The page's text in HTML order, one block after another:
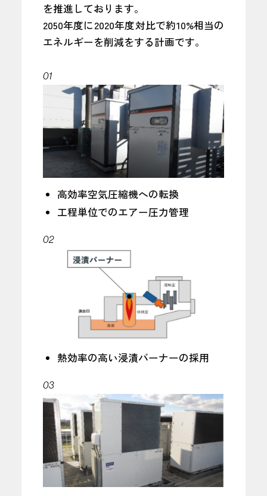
を推進しております。
2050年度に2020年度対比で約10%相当の
エネルギーを削減をする計画です。
01
高効率空気圧縮機への転換
工程単位でのエアー圧力管理
02
熱効率の高い浸漬バーナーの採用
03